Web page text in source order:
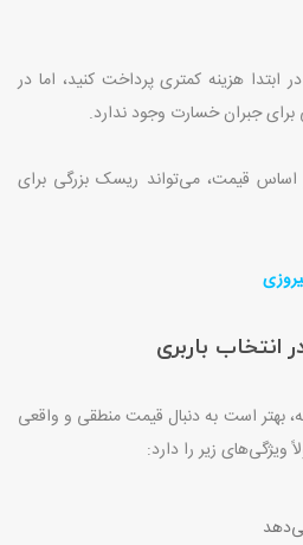
هزینه کمتری پرداخت کنید، اما در
جبران خسارت وجود ندارد.
اساس قیمت، می‌تواند ریسک بزرگی برای
باربری
بهتر است به دنبال قیمت منطقی و واقعی
ویژگی‌های زیر را دارد: